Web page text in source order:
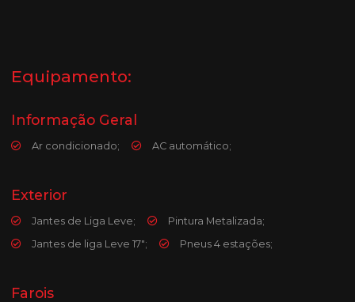
Equipamento:
Informação Geral
Ar condicionado; AC automático;
Exterior
Jantes de Liga Leve;
Pintura Metalizada;
Jantes de liga Leve 17";
Pneus 4 estações;
Farois